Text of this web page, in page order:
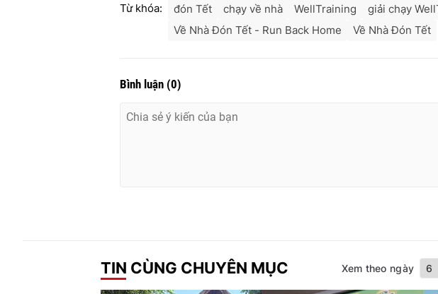
Từ khóa: đón Tết chạy về nhà WellTraining
giải chạy
Về Nhà Đón Tết - Run Back Home
Về Nhà Đón Tết
Bình luận (0)
TIN CÙNG CHUYÊN MỤC Xem theo ngày